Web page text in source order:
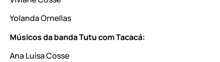
Yolanda Ornellas
Músicos da banda Tutu com Tacacá:
Ana Luísa Cosse